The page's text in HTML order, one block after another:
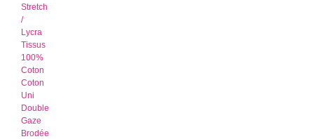
Stretch
/
Lycra
Tissus
100%
Coton
Coton
Uni
Double
Gaze
Brodée